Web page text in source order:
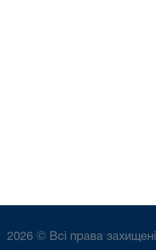
2026 © Всі права захищені